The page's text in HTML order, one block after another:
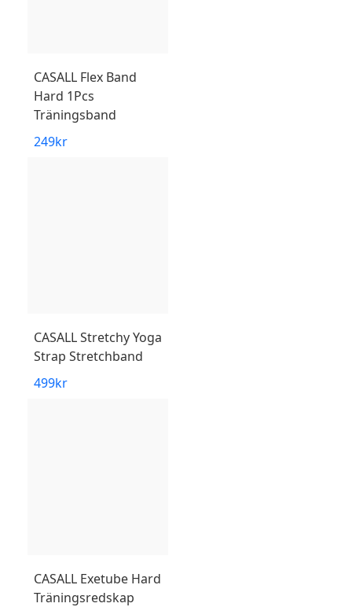
CASALL Flex Band
Hard 1Pcs
Träningsband
249kr
CASALLStretchy Yoga
Strap Stretchband
499kr
CASALL Exetube Hard
Träningsredskap